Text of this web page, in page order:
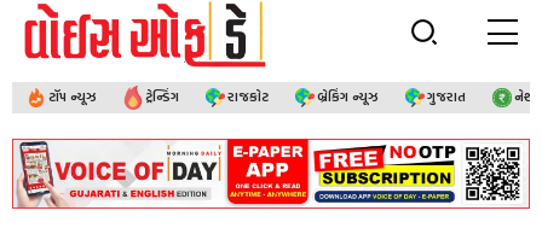
ટૉપ ન્યૂઝ ટ્રેન્ડિંગ રાજકોટ બ્રેકિંગ ન્યૂઝ ગુજરાત